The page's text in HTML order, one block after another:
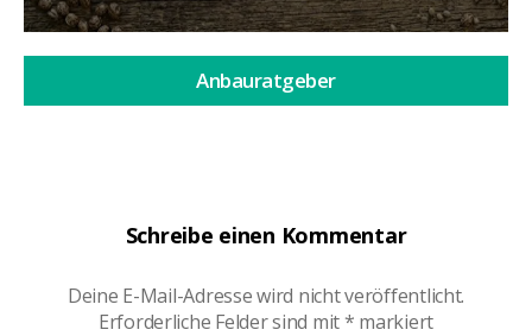
Schreibe einen Kommentar
Deine E-Mail-Adresse wird nicht veröffentlicht.
Erforderliche Felder sind mit* markiert
Anbauratgeber